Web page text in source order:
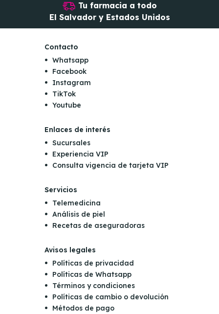
Tu farmacia a todo
El Salvador y Estados Unidos
Contacto
Whatsapp
Facebook
Instagram
TikTok
Youtube
Enlaces de interés
Sucursales
Experiencia VIP
Consulta vigencia de tarjeta VIP
Servicios
Telemedicina
Análisis de piel
Recetas de aseguradoras
Avisos legales
Políticas de privacidad
Políticas de Whatsapp
Términos y condiciones
Políticas de cambio o devolución
Métodos de pago